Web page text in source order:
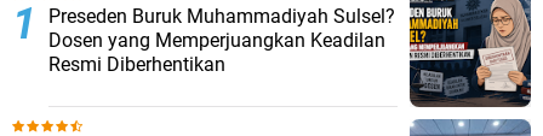
Preseden Buruk Muhammadiyah Sulsel?
Dosen yang Memperjuangkan Keadilan
Resmi Diberhentikan